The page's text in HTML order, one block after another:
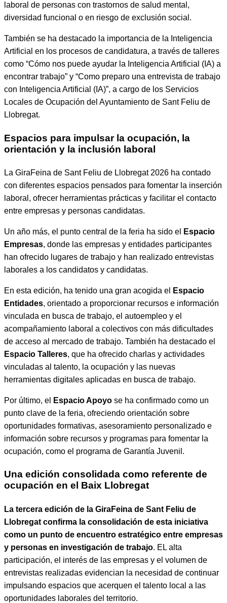
laboral de personas con trastornos de salud mental,
diversidad funcional o en riesgo de exclusión social.
También se ha destacado la importancia de la Inteligencia
Artificial en los procesos de candidatura, a través de talleres
como “Cómo nos puede ayudar la Inteligencia Artificial (IA) a
encontrar trabajo” y “Como preparo una entrevista de trabajo
con Inteligencia Artificial (IA)”, a cargo de los Servicios
Locales de Ocupación del Ayuntamiento de Sant Feliu de
Llobregat.
Espacios para impulsar la ocupación, la
orientación y la inclusión laboral
La GiraFeina de Sant Feliu de Llobregat 2026 ha contado
con diferentes espacios pensados para fomentar la inserción
laboral, ofrecer herramientas prácticas y facilitar el contacto
entre empresas y personas candidatas.
Un año más, el punto central de la feria ha sido el
Espacio
Empresas, donde las empresas y entidades participantes
han ofrecido lugares de trabajo y han realizado entrevistas
laborales a los candidatos y candidatas.
En esta edición, ha tenido una gran acogida el
Espacio
Entidades, orientado a proporcionar recursos e información
vinculada en busca de trabajo, el autoempleo y el
acompañamiento laboral a colectivos con más dificultades
de acceso al mercado de trabajo. También ha destacado el
Espacio Talleres, que ha ofrecido charlas y actividades
vinculadas al talento, la ocupación y las nuevas
herramientas digitales aplicadas en busca de trabajo.
Por último, el Espacio Apoyo se ha confirmado como un
punto clave de la feria, ofreciendo orientación sobre
oportunidades formativas, asesoramiento personalizado e
información sobre recursos y programas para fomentar la
ocupación, como el programa de Garantía Juvenil.
Una edición consolidada como referente de
ocupación en el Baix Llobregat
La tercera edición de la GiraFeina de Sant Feliu de
Llobregat confirma la consolidación de esta iniciativa
como un punto de encuentro estratégico entre empresas
y personas en investigación de trabajo. EL alta
participación, el interés de las empresas y el volumen de
entrevistas realizadas evidencian la necesidad de continuar
impulsando espacios que acerquen el talento local a las
oportunidades laborales del territorio.